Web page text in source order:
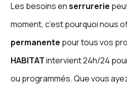
Les besoins enserrurerie
moment, c’est pourquoi nous
permanente pour tous vos
HABITATintervient 24h/24
ou programmés. Que vous